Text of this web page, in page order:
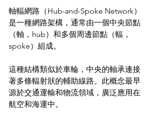
軸輻網路（Hub-and-Spoke Network）
是一種網路架構，通常由一個中央節點
（軸，hub）和多個周邊節點（輻，
spoke）組成。
這種結構類似於車輪，中央的軸承連接
著多條輻射狀的輔助線路。此概念最早
源於交通運輸和物流領域，廣泛應用在
航空和海運中。